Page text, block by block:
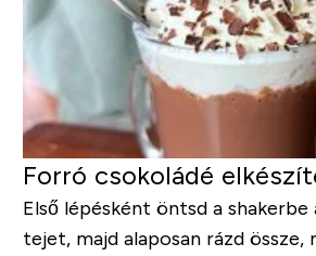
Forró csokoládé
Első lépésként öntsd a
tejet, majd alaposan rázd össze,